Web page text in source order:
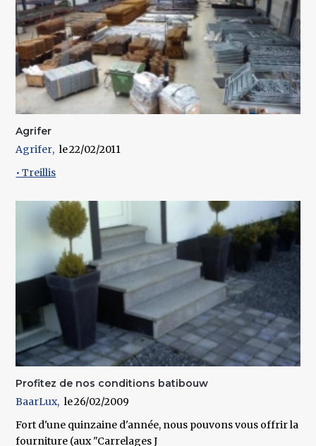
Agrifer
Agrifer
22/02/2011
• Treillis
Profitez de nos conditions batibouw
BaarLux
26/02/2009
Fort d'une quinzaine d'année, nous pouvons vous offrir la
fourniture (aux "Carrelages J